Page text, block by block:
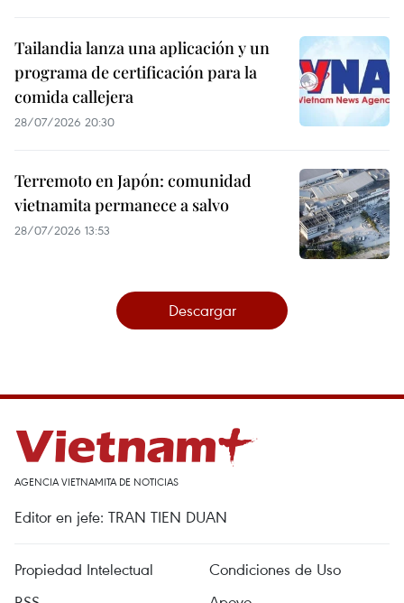
Tailandia lanza una aplicación y un
programa de certificación para la
comida callejera
28/07/2026 20:30
Terremoto en Japón: comunidad
vietnamita permanece a salvo
28/07/2026 13:53
Descargar
AGENCIA VIETNAMITA DE NOTICIAS
Editor en jefe: TRAN TIEN DUAN
Propiedad Intelectual
Condiciones de Uso